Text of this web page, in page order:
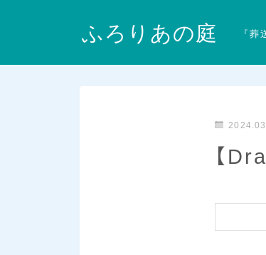
ふろりあの庭 『
【